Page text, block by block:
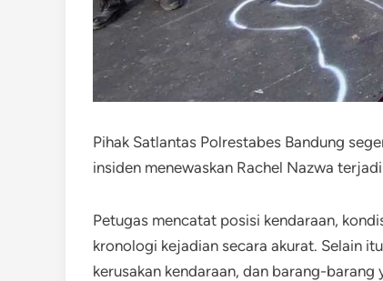
Pihak Satlantas Polrestabes Bandung
insiden menewaskan Rachel Nazwa
Petugas mencatat posisi kendaraan,
kronologi kejadian secara akurat. Selain
kerusakan kendaraan, dan barang-